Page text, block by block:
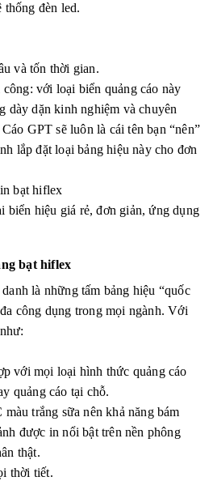
đèn led.
và tốn thời gian.
với loại biển quảng cáo này
dày dặn kinh nghiệm và chuyên
GPT sẽ luôn là cái tên bạn “nên”
lắp đặt loại bảng hiệu này cho đơn
bạt hiflex
biển hiệu giá rẻ, đơn giản, ứng dụng
bạt hiflex
là những tấm bảng hiệu “quốc
công dụng trong mọi ngành. Với
mọi loại hình thức quảng cáo
quảng cáo tại chỗ.
trắng sữa nên khả năng bám
được in nổi bật trên nền phông
thật.
thời tiết.